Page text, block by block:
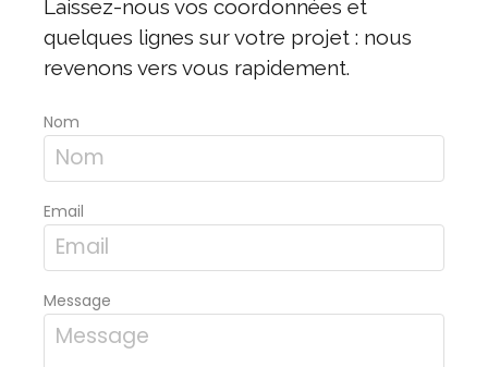
Laissez-nous vos coordonnées et
quelques lignes sur votre projet : nous
revenons vers vous rapidement.
Nom
Email
Message